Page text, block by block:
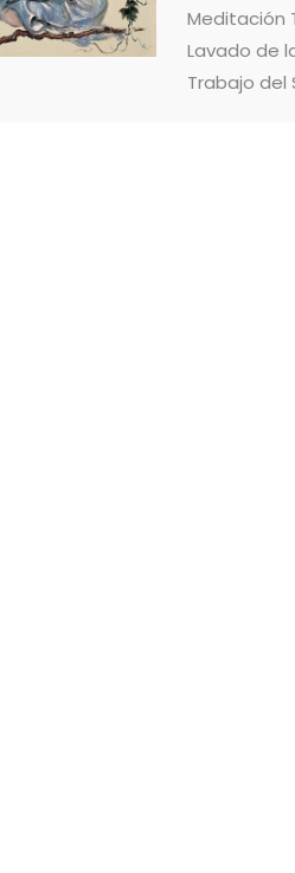
Meditación
Lavado de
Trabajo del